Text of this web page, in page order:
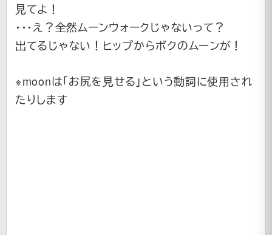
見てよ！
・・・え？全然ムーンウォークじゃないって？
出てるじゃない！ヒップからボクのムーンが！
※moonは「お尻を見せる」という動詞に使用され
たりします